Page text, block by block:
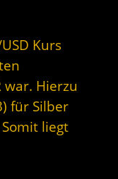
Kurs
war. Hierzu
für Silber
liegt